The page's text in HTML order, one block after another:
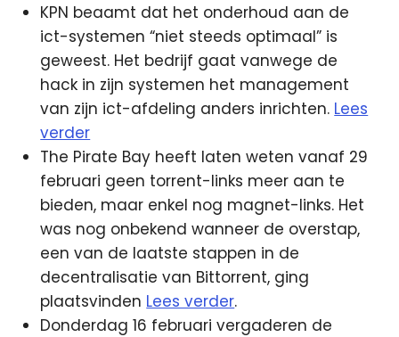
KPN beaamt dat het onderhoud aan de
ict-systemen “niet steeds optimaal” is
geweest. Het bedrijf gaat vanwege de
hack in zijn systemen het management
van zijn ict-afdeling anders inrichten. Lees
verder
The Pirate Bay heeft laten weten vanaf 29
februari geen torrent-links meer aan te
bieden, maar enkel nog magnet-links. Het
was nog onbekend wanneer de overstap,
een van de laatste stappen in de
decentralisatie van Bittorrent, ging
plaatsvinden Lees verder.
Donderdag 16 februari vergaderen de